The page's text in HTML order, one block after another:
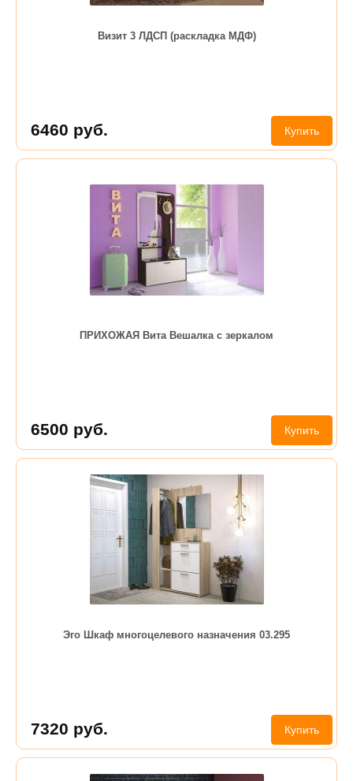
Визит 3 ЛДСП (раскладка МДФ)
6460 руб. Купить
ПРИХОЖАЯ Вита Вешалка с зеркалом
6500 руб. Купить
Эго Шкаф многоцелевого назначения 03.295
7320 руб. Купить